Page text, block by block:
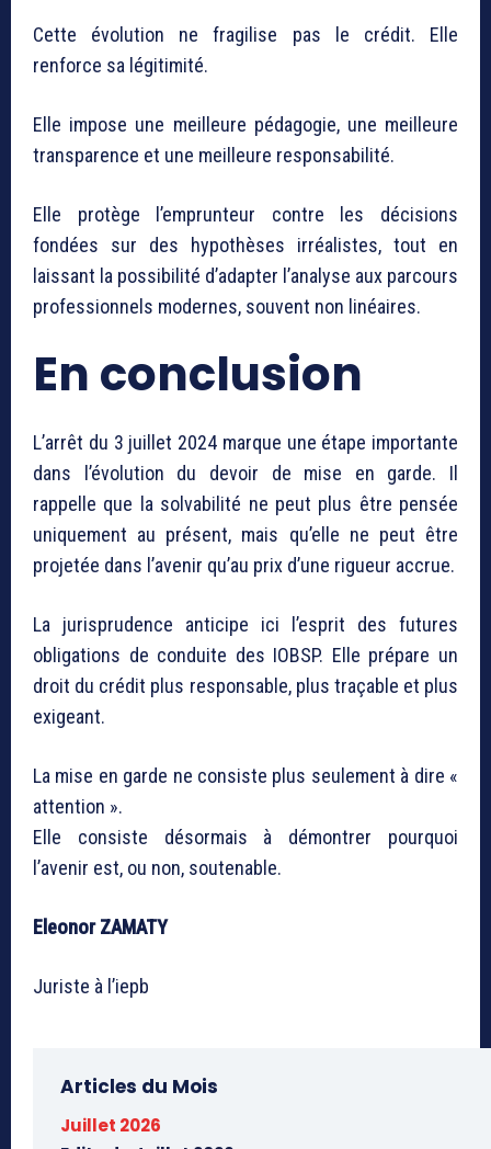
Cette évolution ne fragilise pas le crédit. Elle
renforce sa légitimité.
Elle impose une meilleure pédagogie, une meilleure
transparence et une meilleure responsabilité.
Elle protège l’emprunteur contre les décisions
fondées sur des hypothèses irréalistes, tout en
laissant la possibilité d’adapter l’analyse aux parcours
professionnels modernes, souvent non linéaires.
En conclusion
L’arrêt du 3 juillet 2024 marque une étape importante
dans l’évolution du devoir de mise en garde. Il
rappelle que la solvabilité ne peut plus être pensée
uniquement au présent, mais qu’elle ne peut être
projetée dans l’avenir qu’au prix d’une rigueur accrue.
La jurisprudence anticipe ici l’esprit des futures
obligations de conduite des IOBSP. Elle prépare un
droit du crédit plus responsable, plus traçable et plus
exigeant.
La mise en garde ne consiste plus seulement à dire «
attention ».
Elle consiste désormais à démontrer pourquoi
l’avenir est, ou non, soutenable.
Eleonor ZAMATY
Juriste à l’iepb
Articles du Mois
Juillet 2026